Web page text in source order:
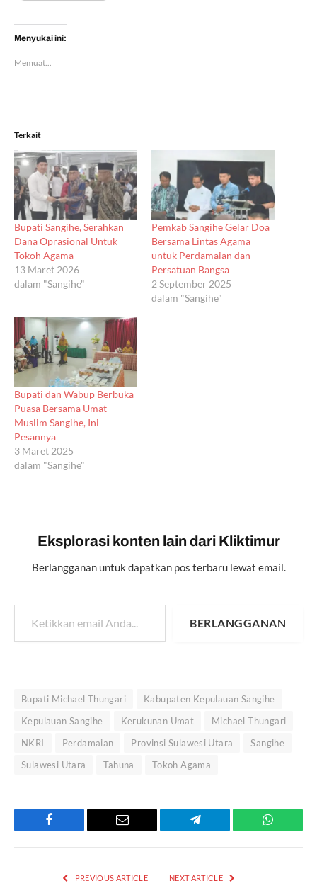
Menyukai ini:
Memuat...
Terkait
Bupati Sangihe, Serahkan
Dana Oprasional Untuk
Tokoh Agama
13 Maret 2026
dalam "Sangihe"
Pemkab Sangihe Gelar Doa
Bersama Lintas Agama
untuk Perdamaian dan
Persatuan Bangsa
2 September 2025
dalam "Sangihe"
Bupati dan Wabup Berbuka
Puasa Bersama Umat
Muslim Sangihe, Ini
Pesannya
3 Maret 2025
dalam "Sangihe"
Eksplorasi konten lain dari Kliktimur
Berlangganan untuk dapatkan pos terbaru lewat email.
Ketikkan email Anda...
BERLANGGANAN
Bupati Michael Thungari
Kabupaten Kepulauan Sangihe
Kepulauan Sangihe
Kerukunan Umat
Michael Thungari
NKRI
Perdamaian Provinsi Sulawesi Utara
Sangihe
Sulawesi Utara
Tahuna Tokoh Agama
Facebook Email Telegram
PREVIOUS ARTICLE NEXT ARTICLE